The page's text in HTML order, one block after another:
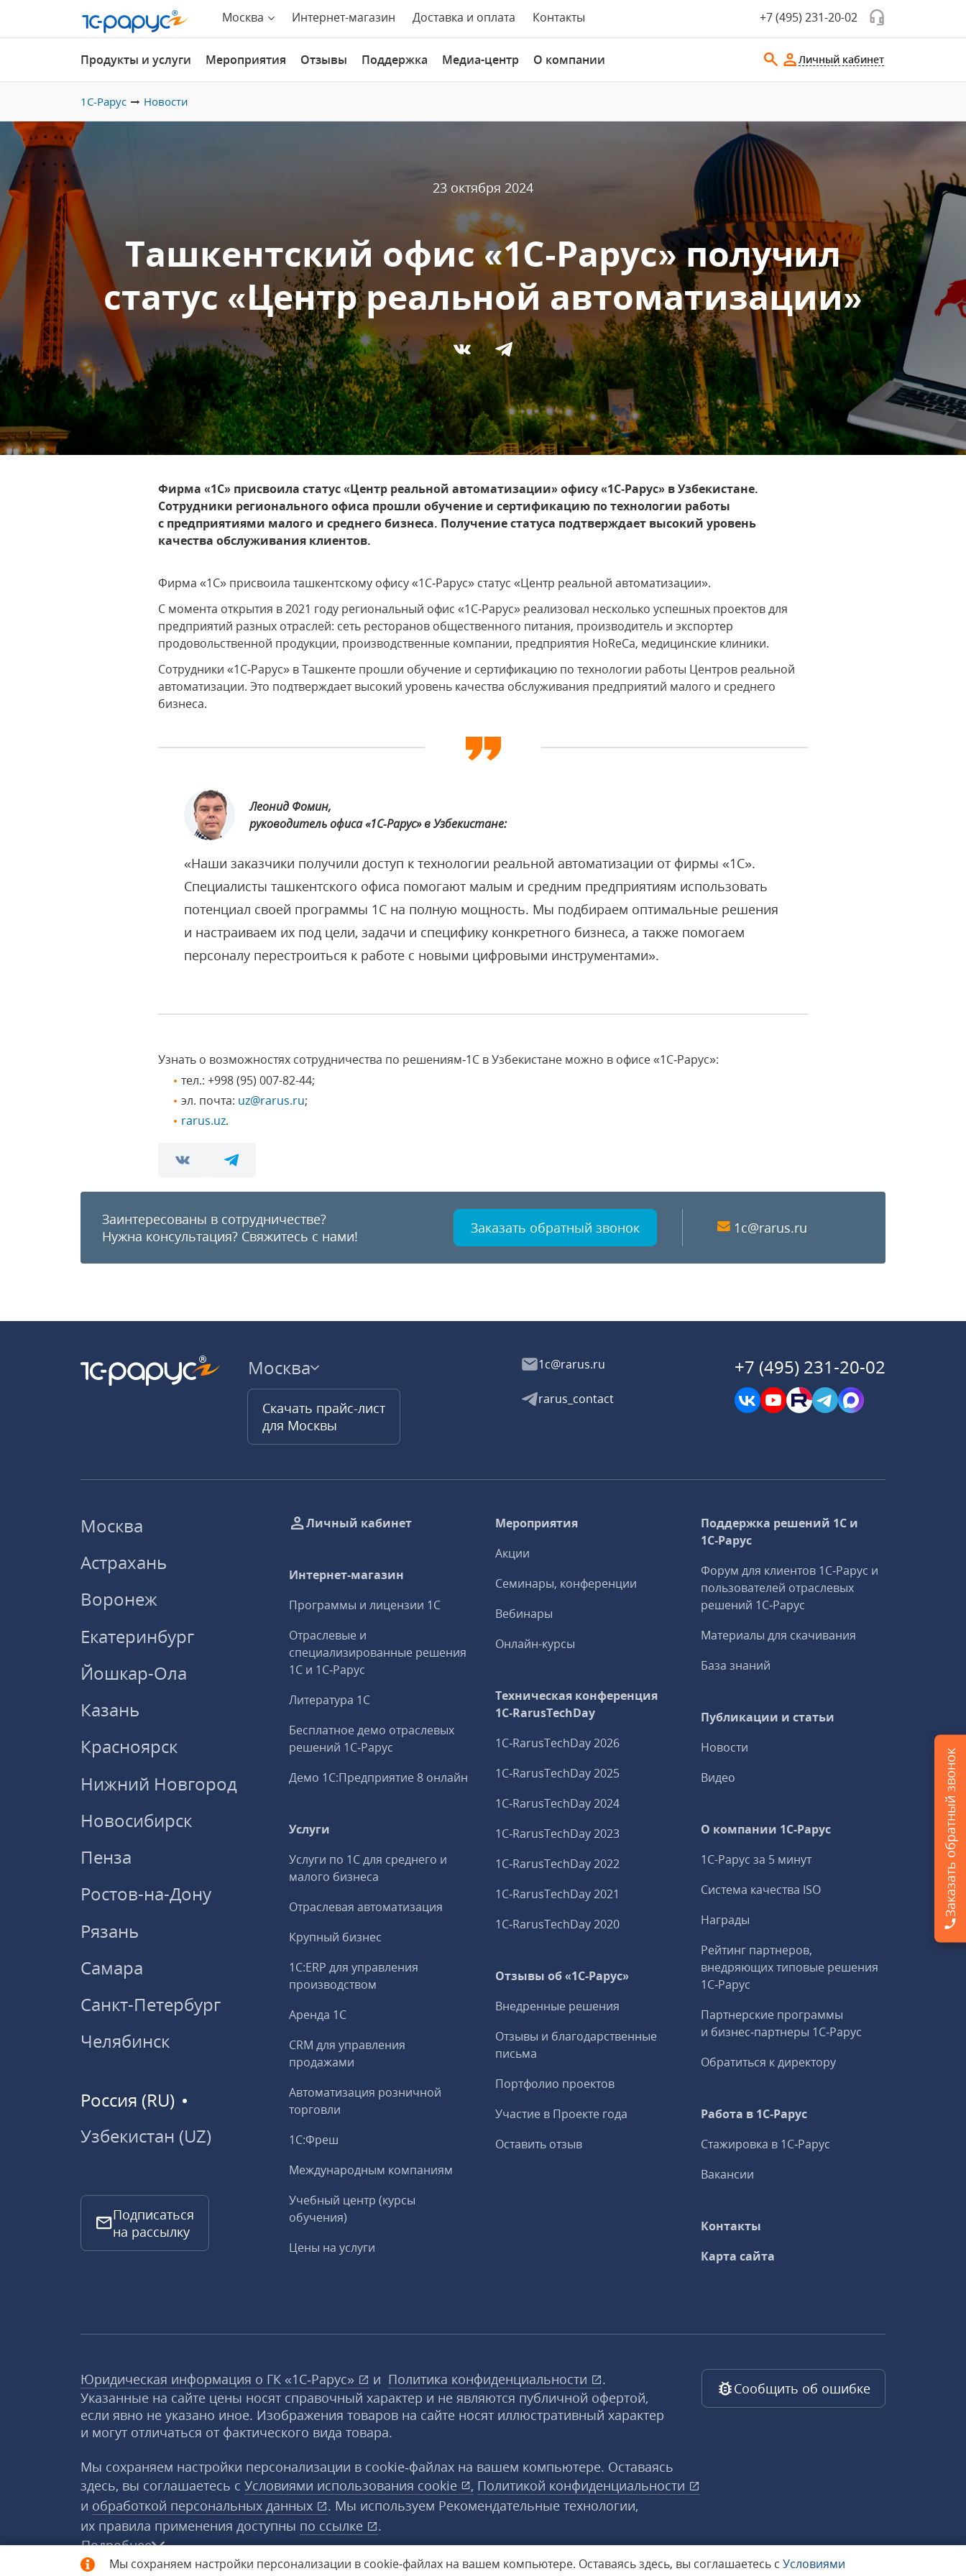
Москва Интернет-магазин Доставка и оплата Контакты +7 (495) 231-20-02
Продукты и услуги Мероприятия Отзывы Поддержка Медиа-центр О компании Личный кабинет
1С-Рарус Новости
23 октября 2024
Ташкентский офис «1С‑Рарус» получил
статус «Центр реальной автоматизации»
Фирма «1С» присвоила статус «Центр реальной автоматизации» офису «1С‑Рарус» в Узбекистане.
Сотрудники регионального офиса прошли обучение и сертификацию по технологии работы
с предприятиями малого и среднего бизнеса. Получение статуса подтверждает высокий уровень
качества обслуживания клиентов.
Фирма «1С» присвоила ташкентскому офису «1С‑Рарус» статус «Центр реальной автоматизации».
С момента открытия в 2021 году региональный офис «1С‑Рарус» реализовал несколько успешных проектов для
предприятий разных отраслей: сеть ресторанов общественного питания, производитель и экспортер
продовольственной продукции, производственные компании, предприятия HoReCa, медицинские клиники.
Сотрудники «1С‑Рарус» в Ташкенте прошли обучение и сертификацию по технологии работы Центров реальной
автоматизации. Это подтверждает высокий уровень качества обслуживания предприятий малого и среднего
бизнеса.
Леонид Фомин,
руководитель офиса «1С‑Рарус» в Узбекистане:
«Наши заказчики получили доступ к технологии реальной автоматизации от фирмы «1С».
Специалисты ташкентского офиса помогают малым и средним предприятиям использовать
потенциал своей программы 1С на полную мощность. Мы подбираем оптимальные решения
и настраиваем их под цели, задачи и специфику конкретного бизнеса, а также помогаем
персоналу перестроиться к работе с новыми цифровыми инструментами».
Узнать о возможностях сотрудничества по решениям‑1С в Узбекистане можно в офисе «1С‑Рарус»:
тел.:+998 (95) 007-82-44;
эл. почта: uz@rarus.ru;
rarus.uz.
Заинтересованы в сотрудничестве?
Нужна консультация? Свяжитесь с нами! Заказать обратный звонок 1c@rarus.ru
Мы сохраняем настройки персонализации в cookie‑файлах на вашем компьютере. Оставаясь здесь, вы соглашаетесь с Условиями
Москва
Скачать прайс-лист
для Москвы
1c@rarus.ru
rarus_contact
+7 (495) 231-20-02
Москва
Астрахань
Воронеж
Екатеринбург
Йошкар-Ола
Казань
Красноярск
Нижний Новгород
Новосибирск
Пенза
Ростов-на-Дону
Рязань
Самара
Санкт-Петербург
Челябинск
Россия (RU)
Узбекистан (UZ)
Подписаться
на рассылку
Личный кабинет
Интернет-магазин
Программы и лицензии 1С
Отраслевые и
специализированные решения
1С и 1С‑Рарус
Литература 1С
Бесплатное демо отраслевых
решений 1С‑Рарус
Демо 1С:Предприятие 8 онлайн
Услуги
Услуги по 1С для среднего и
малого бизнеса
Отраслевая автоматизация
Крупный бизнес
1С:ERP для управления
производством
Аренда 1С
CRM для управления
продажами
Автоматизация розничной
торговли
1С:Фреш
Международным компаниям
Учебный центр (курсы
обучения)
Цены на услуги
Мероприятия
Акции
Семинары, конференции
Вебинары
Онлайн-курсы
Техническая конференция
1C‑RarusTechDay
1C‑RarusTechDay 2026
1C‑RarusTechDay 2025
1C‑RarusTechDay 2024
1C‑RarusTechDay 2023
1C‑RarusTechDay 2022
1C‑RarusTechDay 2021
1C‑RarusTechDay 2020
Отзывы об «1С-Рарус»
Внедренные решения
Отзывы и благодарственные
письма
Портфолио проектов
Участие в Проекте года
Оставить отзыв
Поддержка решений 1С и
1С‑Рарус
Форум для клиентов 1С‑Рарус и
пользователей отраслевых
решений 1С‑Рарус
Материалы для скачивания
База знаний
Публикации и статьи
Новости
Видео
О компании 1C-Рарус
1С-Рарус за 5 минут
Система качества ISO
Награды
Рейтинг партнеров,
внедряющих типовые решения
1С‑Рарус
Партнерские программы
и бизнес‑партнеры 1С‑Рарус
Обратиться к директору
Работа в 1С‑Рарус
Стажировка в 1С‑Рарус
Вакансии
Контакты
Карта сайта
Юридическая информация о ГК «1С‑Рарус» и Политика конфиденциальности
.
Указанные на сайте цены носят справочный характер и не являются публичной офертой,
если явно не указано иное. Изображения товаров на сайте носят иллюстративный характер
и могут отличаться от фактического вида товара.
Мы сохраняем настройки персонализации в cookie‑файлах на вашем компьютере. Оставаясь
здесь, вы соглашаетесь с Условиями использования cookie , Политикой конфиденциальности
и обработкой персональных данных
. Мы используем Рекомендательные технологии,
их правила применения доступны по ссылке
.
Подробнее
Сообщить об ошибке
Заказать обратный звонок